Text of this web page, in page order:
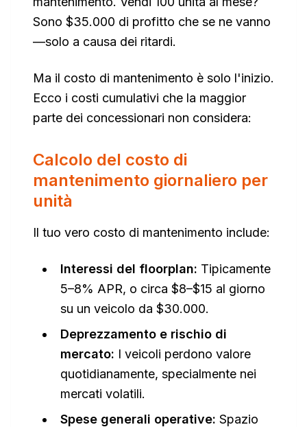
Sono $35.000 di profitto che se ne vanno
—solo a causa dei ritardi.
Ma il costo di mantenimento è solo l'inizio.
Ecco i costi cumulativi che la maggior
parte dei concessionari non considera:
Calcolo del costo di
mantenimento giornaliero per
unità
Il tuo vero costo di mantenimento include:
Interessi del floorplan: Tipicamente
5–8% APR, o circa $8–$15 al giorno
su un veicolo da $30.000.
Deprezzamento e rischio di
mercato: I veicoli perdono valore
quotidianamente, specialmente nei
mercati volatili.
Spese generali operative: Spazio